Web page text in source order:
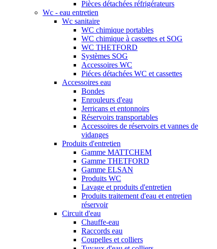
Pièces détachées réfrigérateurs
Wc - eau entretien
Wc sanitaire
WC chimique portables
WC chimique à cassettes et SOG
WC THETFORD
Systèmes SOG
Accessoires WC
Piéces détachées WC et cassettes
Accessoires eau
Bondes
Enrouleurs d'eau
Jerricans et entonnoirs
Réservoirs transportables
Accessoires de réservoirs et vannes de
vidanges
Produits d'entretien
Gamme MATTCHEM
Gamme THETFORD
Gamme ELSAN
Produits WC
Lavage et produits d'entretien
Produits traitement d'eau et entretien
réservoir
Circuit d'eau
Chauffe-eau
Raccords eau
Coupelles et colliers